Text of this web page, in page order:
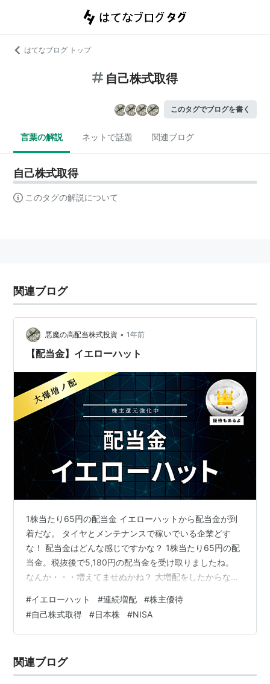
はてなブログ トップ
自己株式取得
このタグでブログを書く
言葉の解説 ネットで話題 関連ブログ
自己株式取得
このタグの解説について
関連ブログ
悪魔の高配当株式投資 • 1年前
【配当金】イエローハット
1株当たり65円の配当金 イエローハットから配当金が到
着だな。 タイヤとメンテナンスで稼いでいる企業どす
な！ 配当金はどんな感じですかな？ 1株当たり65円の配
当金。税抜後で5,180円の配当金を受け取りましたね。
なんか・・・増えてませぬかね？ 大増配をしたからな。
を変更した結果、配当金倍増になったようだな。 還元方
針は・配当性向45%・配当性向3年累計100%以上・自己
株式取得＆消却 イエローハットも小生の様に本気を醸し
になっているな。（分割前） なんやてぇ！ まだあります
よ。 …
#イエローハット #連続増配 #株主優待
#自己株式取得 #日本株 #NISA
関連ブログ